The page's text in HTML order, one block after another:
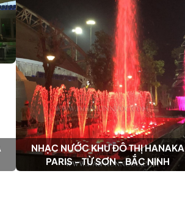
NHẠC NƯỚC KHU ĐÔ THỊ HANAKA
PARIS - TỪ SƠN - BẮC NINH